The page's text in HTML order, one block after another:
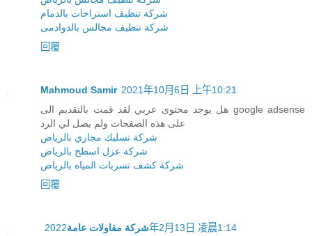
شركة تنظيف استراحات بالدمام
شركة تنظيف مجالس بالدوادمى
回覆
Mahmoud Samir 2021年10月6日 上午10:21
هل يوجد محتوى عربي لقد قمت بالتقديم الى google adsense
على هذه الصفحات ولم يصل لي الرد
شركة تسليك مجاري بالرياض
شركة عزل اسطح بالرياض
شركة كشف تسربات المياه بالرياض
回覆
شركة مقاولات عامة2022年2月13日 凌晨1:14